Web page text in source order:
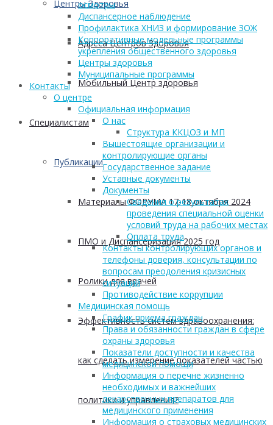
Центры Здоровья
Адреса Центров Здоровья
Мобильный Центр здоровья
Cпециалистам
Публикации
Материалы ФОРУМА 17-18 октября 2024
ПМО и Диспансеризация 2025 год
Ролики для врачей
Эффективность систем здравоохранения:
как сделать измерение показателей частью
политики и управления?
осмотры
Диспансерное наблюдение
Профилактика ХНИЗ и формирование ЗОЖ
Корпоративные модельные программы
укрепления общественного здоровья
Центры здоровья
Муниципальные программы
Контакты
О центре
Официальная информация
О нас
Структура ККЦОЗ и МП
Вышестоящие организации и
контролирующие органы
Государственное задание
Уставные документы
Документы
Сведения о результатах
проведения специальной оценки
условий труда на рабочих местах
Оплата труда
Контакты контролирующих органов и
телефоны доверия, консультации по
вопросам преодоления кризисных
ситуаций
Противодействие коррупции
Медицинская помощь
График приема граждан
Права и обязанности граждан в сфере
охраны здоровья
Показатели доступности и качества
медицинской помощи
Информация о перечне жизненно
необходимых и важнейших
лекарственных препаратов для
медицинского применения
Информация о страховых медицинских